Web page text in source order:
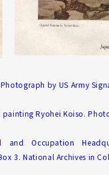
by US Army
painting Ryohei Koiso.
and Occupation
3. National Archives in